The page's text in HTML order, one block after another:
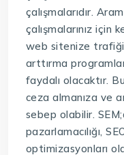
çalışmalarıdır.
çalışmalarınız
web sitenize
arttırma
faydalı olacaktır.
ceza almanıza ve
sebep olabilir.
pazarlamacılığı,
optimizasyonları